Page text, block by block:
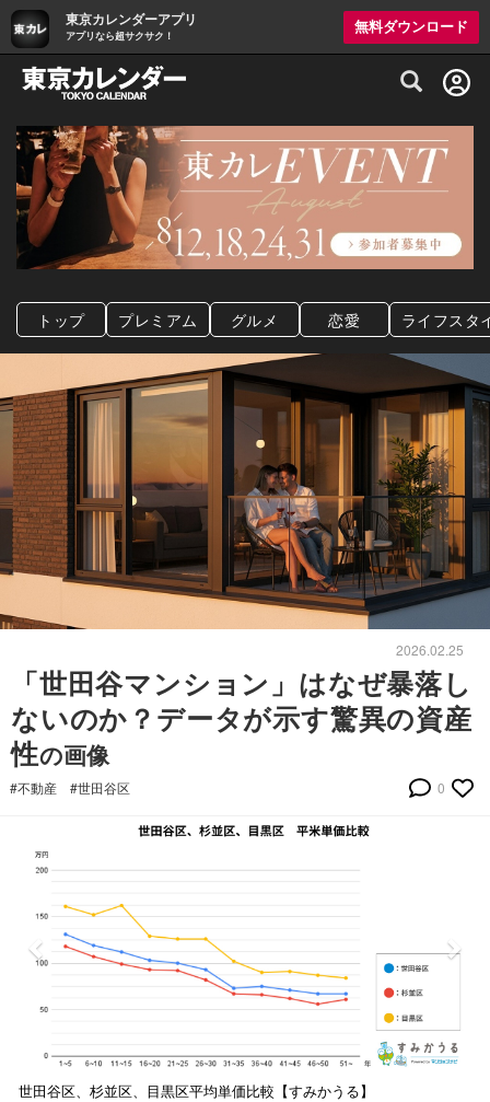
東京カレンダーアプリ
アプリなら超サクサク！
無料ダウンロード
グルメ情報・プレミアムレストラン予約
トップ プレミアム グルメ 恋愛 ライフスタ
2026.02.25
「世田谷マンション」はなぜ暴落し
ないのか？データが示す驚異の資産
性の画像
#不動産 #世田谷区 0
世田谷区、杉並区、目黒区平均単価比較【すみかうる】